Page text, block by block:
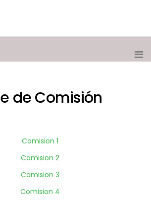
de Comisión
Comision 1
Comision 2
Comision 3
Comision 4